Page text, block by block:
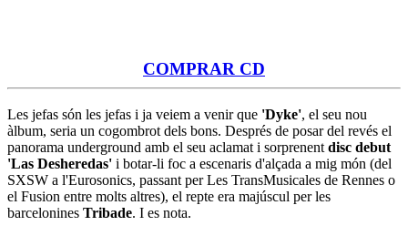
COMPRAR CD
Les jefas són les jefas i ja veiem a venir que 'Dyke', el seu nou
àlbum, seria un cogombrot dels bons. Després de posar del revés el
panorama underground amb el seu aclamat i sorprenent disc debut
'Las Desheredas' i botar-li foc a escenaris d'alçada a mig món (del
SXSW a l'Eurosonics, passant per Les TransMusicales de Rennes o
el Fusion entre molts altres), el repte era majúscul per les
barcelonines Tribade. I es nota.